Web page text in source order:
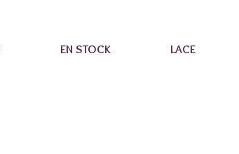
EN STOCK LACE